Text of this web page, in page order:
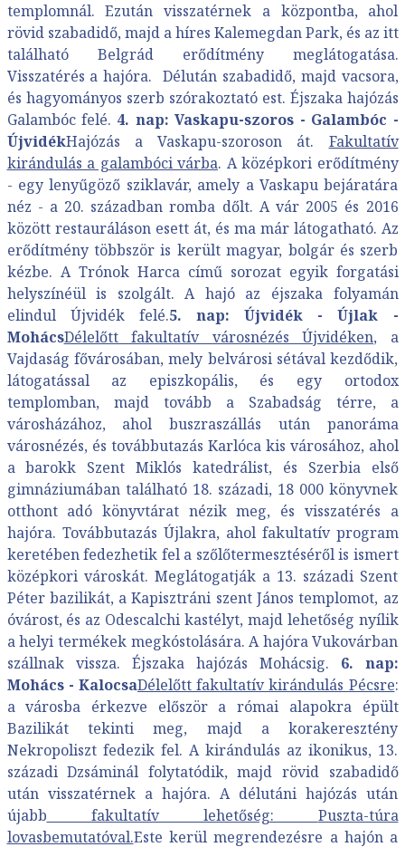
templomnál. Ezután visszatérnek a központba, ahol
rövid szabadidő, majd a híres Kalemegdan Park, és az itt
található Belgrád erődítmény meglátogatása.
Visszatérés a hajóra. Délután szabadidő, majd vacsora,
és hagyományos szerb szórakoztató est. Éjszaka hajózás
Galambóc felé. 4. nap: Vaskapu-szoros - Galambóc -
ÚjvidékHajózás a Vaskapu-szoroson át. Fakultatív
kirándulás a galambóci várba. A középkori erődítmény
- egy lenyűgöző sziklavár, amely a Vaskapu bejáratára
néz - a 20. században romba dőlt. A vár 2005 és 2016
között restauráláson esett át, és ma már látogatható. Az
erődítmény többször is került magyar, bolgár és szerb
kézbe. A Trónok Harca című sorozat egyik forgatási
helyszínéül is szolgált. A hajó az éjszaka folyamán
elindul Újvidék felé.5. nap: Újvidék - Újlak -
MohácsDélelőtt fakultatív városnézés Újvidéken, a
Vajdaság fővárosában, mely belvárosi sétával kezdődik,
látogatással az episzkopális, és egy ortodox
templomban, majd tovább a Szabadság térre, a
városházához, ahol buszraszállás után panoráma
városnézés, és továbbutazás Karlóca kis városához, ahol
a barokk Szent Miklós katedrálist, és Szerbia első
gimnáziumában található 18. századi, 18 000 könyvnek
otthont adó könyvtárat nézik meg, és visszatérés a
hajóra. Továbbutazás Újlakra, ahol fakultatív program
keretében fedezhetik fel a szőlőtermesztéséről is ismert
középkori városkát. Meglátogatják a 13. századi Szent
Péter bazilikát, a Kapisztráni szent János templomot, az
óvárost, és az Odescalchi kastélyt, majd lehetőség nyílik
a helyi termékek megkóstolására. A hajóra Vukovárban
szállnak vissza. Éjszaka hajózás Mohácsig. 6. nap:
Mohács - KalocsaDélelőtt fakultatív kirándulás Pécsre:
a városba érkezve először a római alapokra épült
Bazilikát tekinti meg, majd a korakeresztény
Nekropoliszt fedezik fel. A kirándulás az ikonikus, 13.
századi Dzsáminál folytatódik, majd rövid szabadidő
után visszatérnek a hajóra. A délutáni hajózás után
újabb fakultatív lehetőség: Puszta-túra
lovasbemutatóval.Este kerül megrendezésre a hajón a